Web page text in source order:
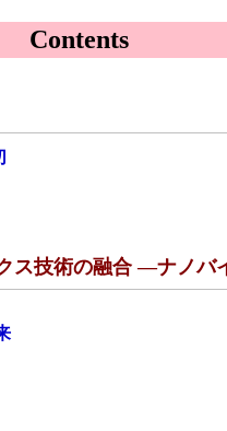
Contents
ス技術の融合 —ナノバ